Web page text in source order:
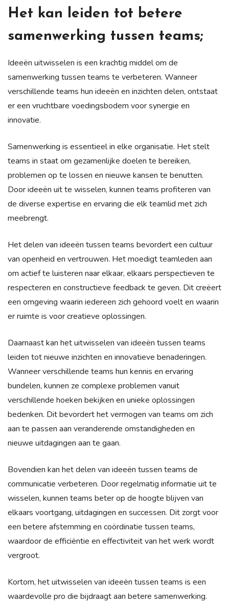
Het kan leiden tot betere
samenwerking tussen teams;
Ideeën uitwisselen is een krachtig middel om de
samenwerking tussen teams te verbeteren. Wanneer
verschillende teams hun ideeën en inzichten delen, ontstaat
er een vruchtbare voedingsbodem voor synergie en
innovatie.
Samenwerking is essentieel in elke organisatie. Het stelt
teams in staat om gezamenlijke doelen te bereiken,
problemen op te lossen en nieuwe kansen te benutten.
Door ideeën uit te wisselen, kunnen teams profiteren van
de diverse expertise en ervaring die elk teamlid met zich
meebrengt.
Het delen van ideeën tussen teams bevordert een cultuur
van openheid en vertrouwen. Het moedigt teamleden aan
om actief te luisteren naar elkaar, elkaars perspectieven te
respecteren en constructieve feedback te geven. Dit creëert
een omgeving waarin iedereen zich gehoord voelt en waarin
er ruimte is voor creatieve oplossingen.
Daarnaast kan het uitwisselen van ideeën tussen teams
leiden tot nieuwe inzichten en innovatieve benaderingen.
Wanneer verschillende teams hun kennis en ervaring
bundelen, kunnen ze complexe problemen vanuit
verschillende hoeken bekijken en unieke oplossingen
bedenken. Dit bevordert het vermogen van teams om zich
aan te passen aan veranderende omstandigheden en
nieuwe uitdagingen aan te gaan.
Bovendien kan het delen van ideeën tussen teams de
communicatie verbeteren. Door regelmatig informatie uit te
wisselen, kunnen teams beter op de hoogte blijven van
elkaars voortgang, uitdagingen en successen. Dit zorgt voor
een betere afstemming en coördinatie tussen teams,
waardoor de efficiëntie en effectiviteit van het werk wordt
vergroot.
Kortom, het uitwisselen van ideeën tussen teams is een
waardevolle pro die bijdraagt aan betere samenwerking.